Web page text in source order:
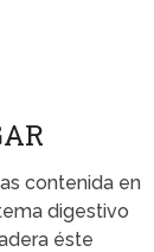
contenida en
digestivo
éste